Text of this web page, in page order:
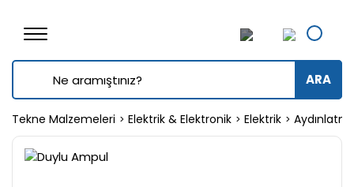
ARA
Tekne Malzemeleri Elektrik & Elektronik Elektrik